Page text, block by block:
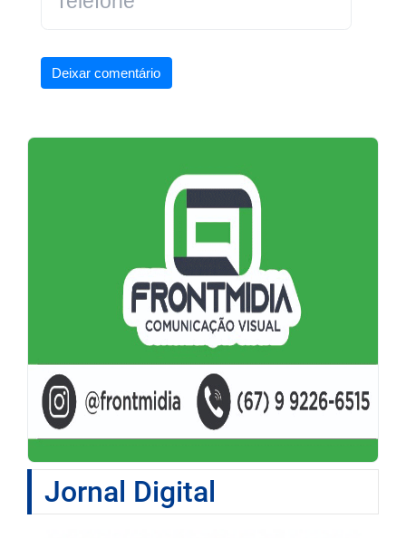
Deixar comentário
Jornal Digital